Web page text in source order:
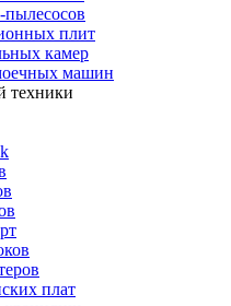
пылесосов
плит
камер
машин
техники
плат